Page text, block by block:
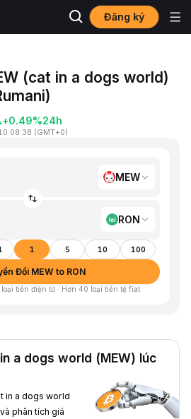
Đăng ký
(cat in a dogs world)
+0.49%24h
08:38 (GMT+0)
MEW
RON
1 5 10 100
Đổi MEW to RON
tiền điện tử · Hơn 40 loại tiền tệ fiat
a dogs world (MEW) lúc
in a dogs world
phân tích giá